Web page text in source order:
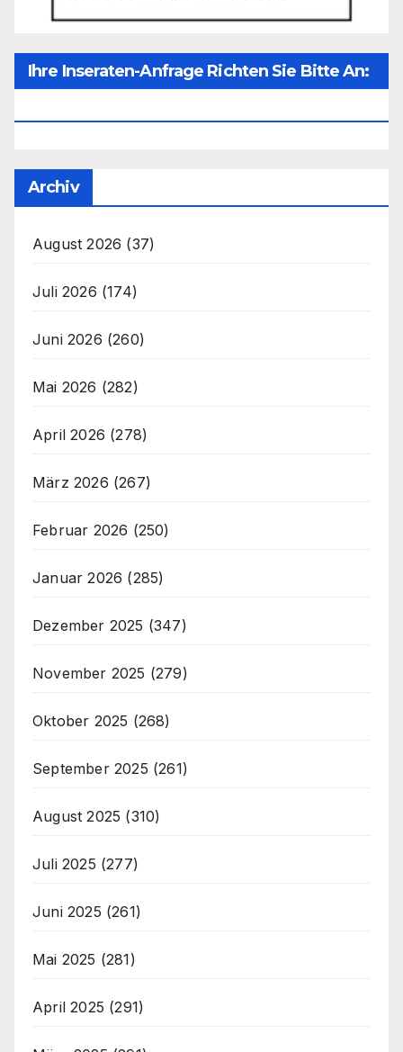
Ihre Inseraten-Anfrage Richten Sie Bitte An:
Archiv
August 2026 (37)
Juli 2026 (174)
Juni 2026 (260)
Mai 2026 (282)
April 2026 (278)
März 2026 (267)
Februar 2026 (250)
Januar 2026 (285)
Dezember 2025 (347)
November 2025 (279)
Oktober 2025 (268)
September 2025 (261)
August 2025 (310)
Juli 2025 (277)
Juni 2025 (261)
Mai 2025 (281)
April 2025 (291)